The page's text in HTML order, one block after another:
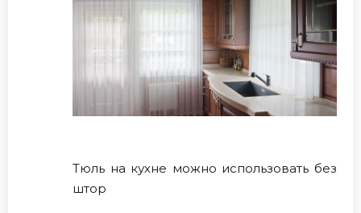
Тюль на кухне можно использовать без
штор